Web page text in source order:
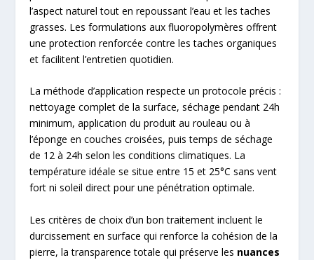
l’aspect naturel tout en repoussant l’eau et les taches
grasses. Les formulations aux fluoropolymères offrent
une protection renforcée contre les taches organiques
et facilitent l’entretien quotidien.
La méthode d’application respecte un protocole précis :
nettoyage complet de la surface, séchage pendant 24h
minimum, application du produit au rouleau ou à
l’éponge en couches croisées, puis temps de séchage
de 12 à 24h selon les conditions climatiques. La
température idéale se situe entre 15 et 25°C sans vent
fort ni soleil direct pour une pénétration optimale.
Les critères de choix d’un bon traitement incluent le
durcissement en surface qui renforce la cohésion de la
pierre, la transparence totale qui préserve les nuances